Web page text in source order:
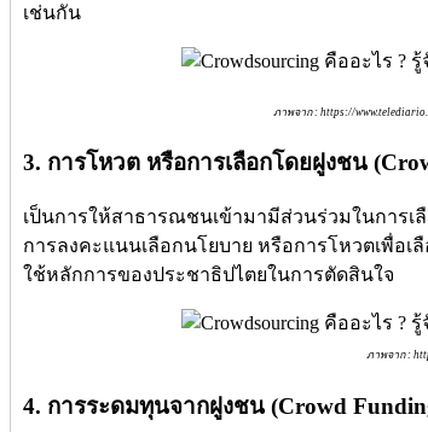
เช่นกัน
ภาพจาก : https://
3. การโหวต หรือการเลือกโดยฝูงชน
เป็นการให้สาธารณชนเข้ามามีส่วนร่วมในการ
การลงคะแนนเลือกนโยบาย หรือการโหวตเพื่
ใช้หลักการของประชาธิปไตยในการตัดสินใจ
ภาพจาก :
4. การระดมทุนจากฝูงชน (Crowd